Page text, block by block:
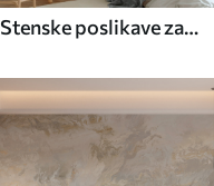
Stenske poslikave za